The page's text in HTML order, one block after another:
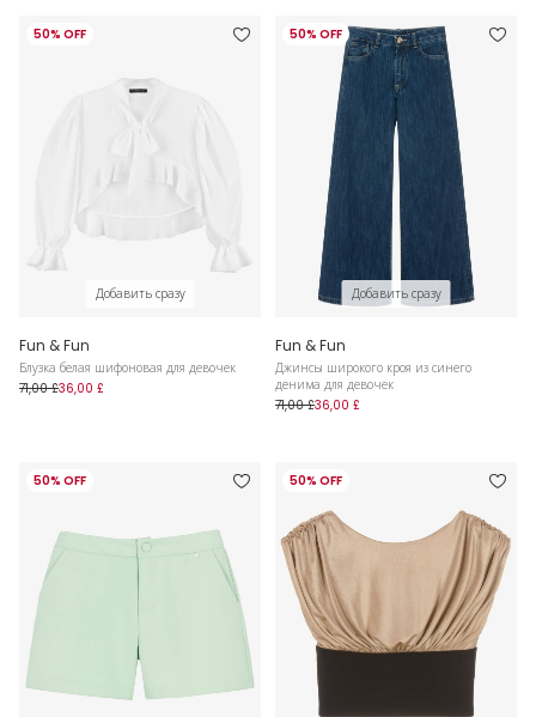
50% OFF
Добавить сразу
Fun & Fun
Блузка белая шифоновая для девочек
71,00 £36,00 £
50% OFF
Добавить сразу
Fun & Fun
Джинсы широкого кроя из синего
денима для девочек
71,00 £36,00 £
50% OFF 50% OFF